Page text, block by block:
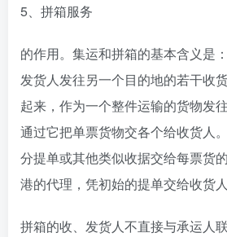
5、拼箱服务
的作用。集运和拼箱的基本含义是
发货人发往另一个目的地的若干收
起来，作为一个整件运输的货物发
通过它把单票货物交各个给收货人
分提单或其他类似收据交给每票货
港的代理，凭初始的提单交给收货人
拼箱的收、发货人不直接与承运人